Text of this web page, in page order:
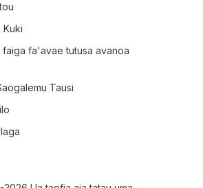
Kuki
faiga fa'avae tutusa avanoa
Tausi